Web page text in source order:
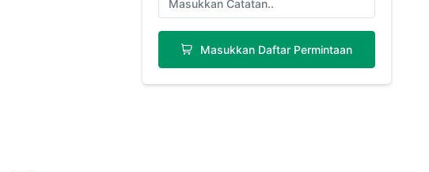
Masukkan Daftar Permintaan